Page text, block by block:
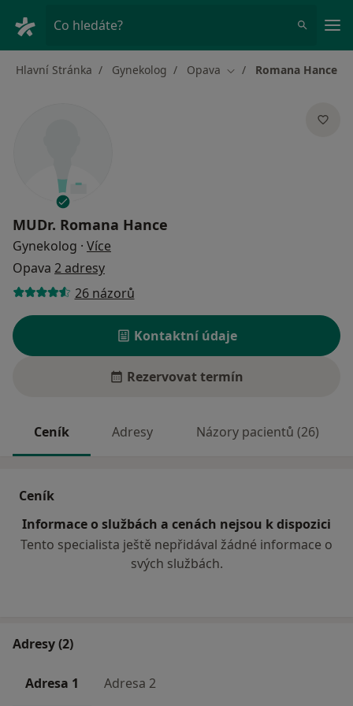
Co hledáte?
Hlavní Stránka Gynekolog Opava Změna města
Romana Hance
MUDr. Romana Hance
Gynekolog · Více
Opava 2 adresy
26 názorů
Kontaktní údaje
Rezervovat termín
Ceník Adresy Názory pacientů (26)
Ceník
Informace o službách a cenách nejsou k dispozici
Tento specialista ještě nepřidával žádné informace o
svých službách.
Adresy (2)
Adresa 1 Adresa 2